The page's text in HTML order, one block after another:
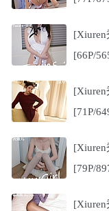
[Xiuren
[66P/
[Xiuren
[71P/
[Xiuren
[79P/
[Xiuren